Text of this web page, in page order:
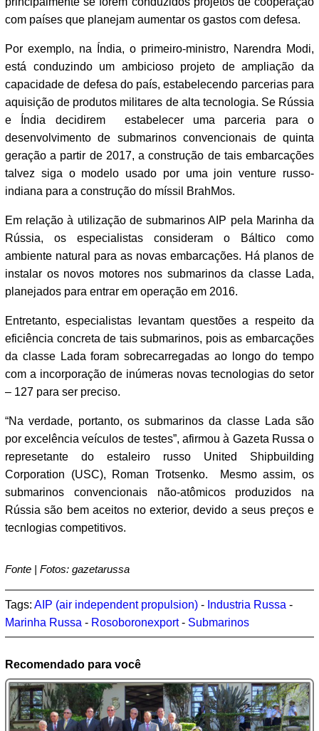
com países que planejam aumentar os gastos com defesa.
Por exemplo, na Índia, o primeiro-ministro, Narendra Modi,
está conduzindo um ambicioso projeto de ampliação da
capacidade de defesa do país, estabelecendo parcerias para
aquisição de produtos militares de alta tecnologia. Se Rússia
e Índia decidirem estabelecer uma parceria para o
desenvolvimento de submarinos convencionais de quinta
geração a partir de 2017, a construção de tais embarcações
talvez siga o modelo usado por uma join venture russo-
indiana para a construção do míssil BrahMos.
Em relação à utilização de submarinos AIP pela Marinha da
Rússia, os especialistas consideram o Báltico como
ambiente natural para as novas embarcações. Há planos de
instalar os novos motores nos submarinos da classe Lada,
planejados para entrar em operação em 2016.
Entretanto, especialistas levantam questões a respeito da
eficiência concreta de tais submarinos, pois as embarcações
da classe Lada foram sobrecarregadas ao longo do tempo
com a incorporação de inúmeras novas tecnologias do setor
– 127 para ser preciso.
“Na verdade, portanto, os submarinos da classe Lada são
por excelência veículos de testes”, afirmou à Gazeta Russa o
represetante do estaleiro russo United Shipbuilding
Corporation (USC), Roman Trotsenko. Mesmo assim, os
submarinos convencionais não-atômicos produzidos na
Rússia são bem aceitos no exterior, devido a seus preços e
tecnlogias competitivos.
Fonte | Fotos: gazetarussa
Tags: AIP (air independent propulsion) - Industria Russa -
Marinha Russa - Rosoboronexport- Submarinos
Recomendado para você